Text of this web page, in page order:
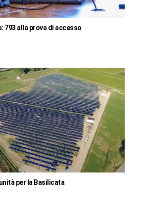
793 alla prova di accesso
per la Basilicata